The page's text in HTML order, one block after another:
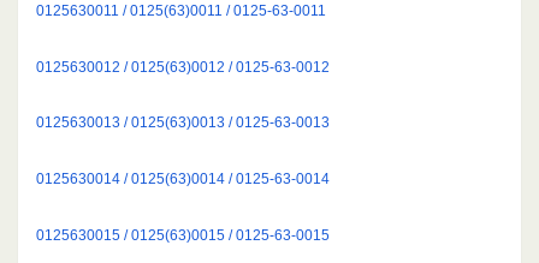
0125630011 / 0125(63)0011 / 0125-63-0011
0125630012 / 0125(63)0012 / 0125-63-0012
0125630013 / 0125(63)0013 / 0125-63-0013
0125630014 / 0125(63)0014 / 0125-63-0014
0125630015 / 0125(63)0015 / 0125-63-0015